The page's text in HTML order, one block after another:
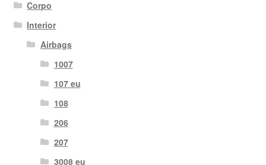
Corpo
Interior
Airbags
1007
107 eu
108
206
207
3008 eu